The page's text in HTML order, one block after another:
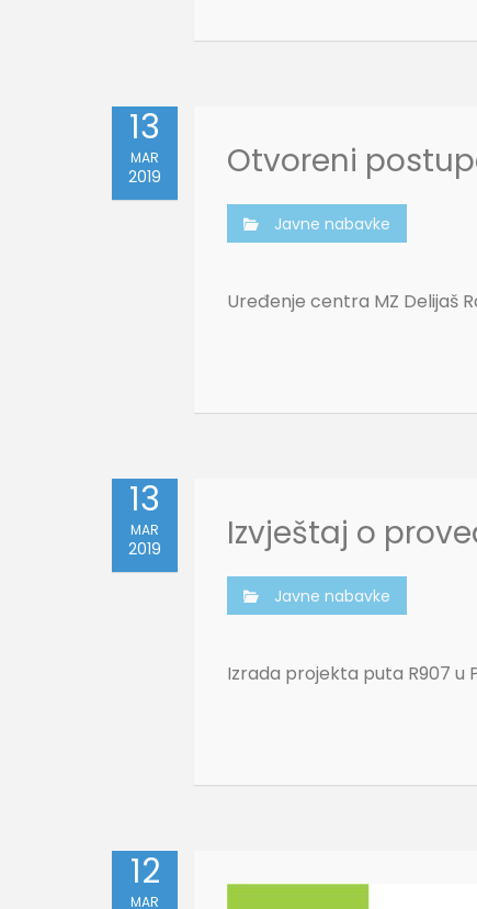
13
MAR
2019 Otvoreni
Javne nabavke
Uređenje centra MZ Delijaš
13
MAR
2019 Izvještaj o
Javne nabavke
Izrada projekta puta R907 u
12
MAR